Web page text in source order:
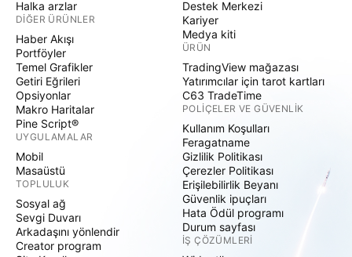
Halka arzlar
DIĞER ÜRÜNLER
Haber Akışı
Portföyler
Temel Grafikler
Getiri Eğrileri
Opsiyonlar
Makro Haritalar
Pine Script®
UYGULAMALAR
Mobil
Masaüstü
TOPLULUK
Sosyal ağ
Sevgi Duvarı
Arkadaşını yönlendir
Creator program
Destek Merkezi
Kariyer
Medya kiti
ÜRÜN
TradingView mağazası
Yatırımcılar için tarot kartları
C63 TradeTime
POLIÇELER VE GÜVENLIK
Kullanım Koşulları
Feragatname
Gizlilik Politikası
Çerezler Politikası
Erişilebilirlik Beyanı
Güvenlik ipuçları
Hata Ödül programı
Durum sayfası
İŞ ÇÖZÜMLERI